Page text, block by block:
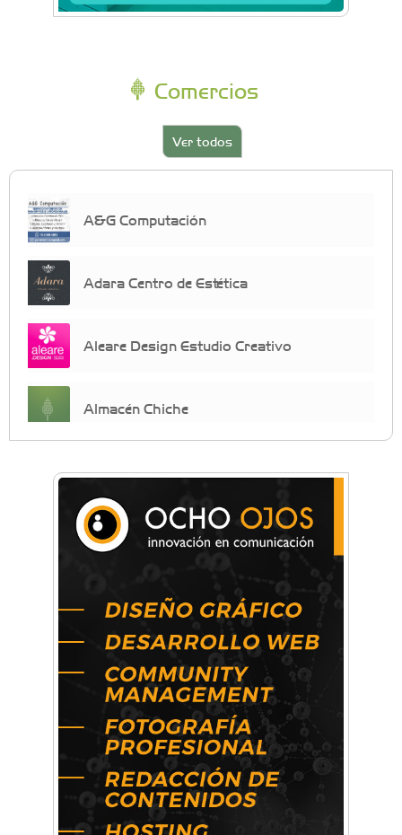
Comercios
Ver todos
A&G Computación
Adara Centro de Estética
Aleare Design Estudio Creativo
Almacén Chiche
crecimiento personal
Arq. Horacio Alejandro Sánchez
Artística ApasionArte
Artística Veral
BAIC Ramos Mejía